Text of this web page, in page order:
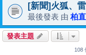
[新聞]火狐、
最後發表 由柏
發表主題
108